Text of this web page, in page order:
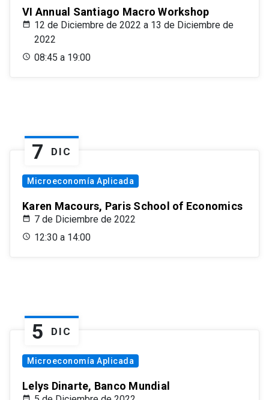
VI Annual Santiago Macro Workshop
12 de Diciembre de 2022 a 13 de Diciembre de
2022
08:45 a 19:00
7 DIC
Microeconomía Aplicada
Karen Macours, Paris School of Economics
7 de Diciembre de 2022
12:30 a 14:00
5 DIC
Microeconomía Aplicada
Lelys Dinarte, Banco Mundial